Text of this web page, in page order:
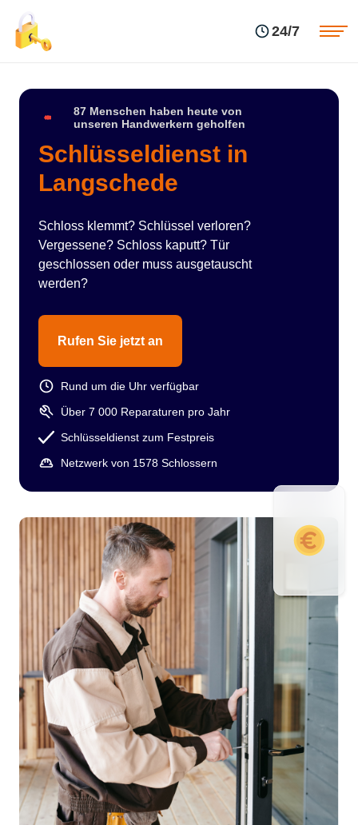
24/7
87 Menschen haben heute von
unseren Handwerkern geholfen
Schlüsseldienst in
Langschede
Schloss klemmt? Schlüssel verloren?
Vergessene? Schloss kaputt? Tür
geschlossen oder muss ausgetauscht
werden?
Rufen Sie jetzt an
Rund um die Uhr verfügbar
Über 7 000 Reparaturen pro Jahr
Schlüsseldienst zum Festpreis
Netzwerk von 1578 Schlossern